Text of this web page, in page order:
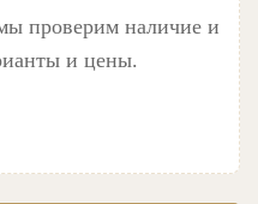
проверим наличие и
и цены.